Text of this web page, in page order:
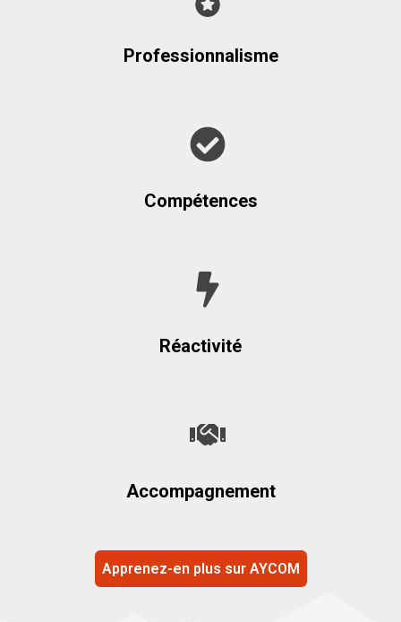
Professionnalisme
Compétences
Réactivité
Accompagnement
Apprenez-en plus sur AYCOM